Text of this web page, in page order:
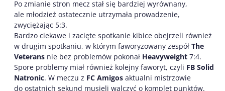
Po zmianie stron mecz stał się bardziej wyrównany,
ale młodzież ostatecznie utrzymała prowadzenie,
zwyciężając 5:3.
Bardzo ciekawe i zacięte spotkanie kibice obejrzeli również
w drugim spotkaniu, w którym faworyzowany zespół The
Veterans nie bez problemów pokonał Heavyweight 7:4.
Spore problemy miał również kolejny faworyt, czyli FB Solid
Natronic. W meczu z FC Amigos aktualni mistrzowie
do ostatnich sekund musieli walczyć o komplet punktów.